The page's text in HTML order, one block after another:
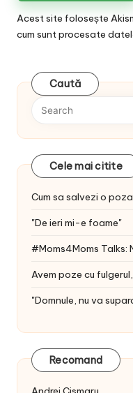
Acest site folosește
cum sunt procesate
Caută
Cele mai citite
Cum sa salvezi o
"De ieri mi-e foame"
#Moms4Moms Talks:
Avem poze cu
"Domnule, nu va
Recomand